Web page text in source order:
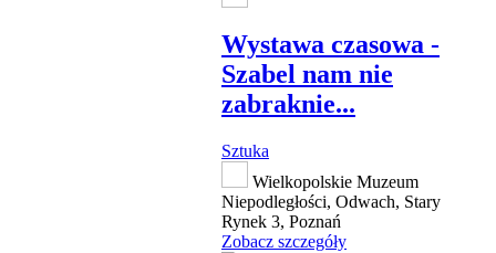
Wystawa czasowa -
Szabel nam nie
zabraknie...
Sztuka
Wielkopolskie Muzeum
Niepodległości, Odwach, Stary
Rynek 3, Poznań
Zobacz szczegóły